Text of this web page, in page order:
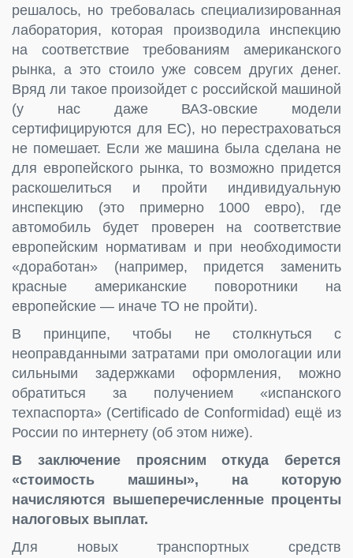
решалось, но требовалась специализированная
лаборатория, которая производила инспекцию
на соответствие требованиям американского
рынка, а это стоило уже совсем других денег.
Вряд ли такое произойдет с российской машиной
(у нас даже ВАЗ-овские модели
сертифицируются для ЕС), но перестраховаться
не помешает. Если же машина была сделана не
для европейского рынка, то возможно придется
раскошелиться и пройти индивидуальную
инспекцию (это примерно 1000 евро), где
автомобиль будет проверен на соответствие
европейским нормативам и при необходимости
«доработан» (например, придется заменить
красные американские поворотники на
европейские — иначе ТО не пройти).
В принципе, чтобы не столкнуться с
неоправданными затратами при омологации или
сильными задержками оформления, можно
обратиться за получением «испанского
техпаспорта» (Certificado de Conformidad) ещё из
России по интернету (об этом ниже).
В заключение проясним откуда берется
«стоимость машины», на которую
начисляются вышеперечисленные проценты
налоговых выплат.
Для новых транспортных средств